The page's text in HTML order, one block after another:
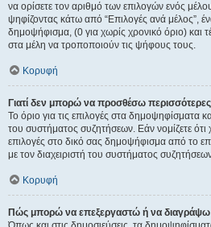
να ορίσετε τον αριθμό των επιλογών ενός
ψηφίζοντας κάτω από “Επιλογές ανά μέλος”,
δημοψήφισμα, (0 για χωρίς χρονικό όριο) και
στα μέλη να τροποποιούν τις ψήφους τους.
Κορυφή
Γιατί δεν μπορώ να προσθέσω
Το όριο για τις επιλογές στα δημοψηφίσματα
του συστήματος συζητήσεων. Εάν νομίζετε ότι
επιλογές στο δικό σας δημοψήφισμα από το
με τον διαχειριστή του συστήματος
Κορυφή
Πώς μπορώ να επεξεργαστώ ή να